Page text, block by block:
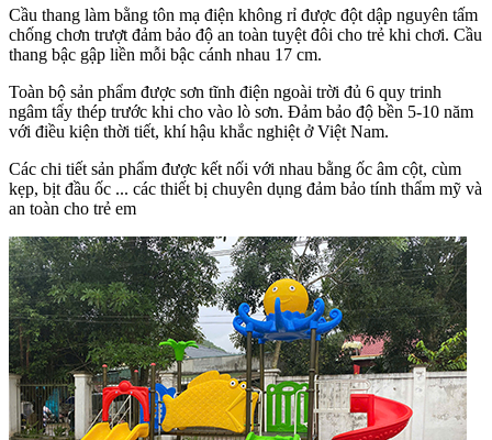
Cầu thang làm bằng tôn mạ điện không rỉ được đột dập nguyên tấm
chống chơn trượt đảm bảo độ an toàn tuyệt đôi cho trẻ khi chơi. Cầu
thang bậc gập liền mỗi bậc cánh nhau 17 cm.
Toàn bộ sản phẩm được sơn tĩnh điện ngoài trời đủ 6 quy trinh
ngâm tẩy thép trước khi cho vào lò sơn. Đảm bảo độ bền 5-10 năm
với điều kiện thời tiết, khí hậu khắc nghiệt ở Việt Nam.
Các chi tiết sản phẩm được kết nối với nhau bằng ốc âm cột, cùm
kẹp, bịt đầu ốc ... các thiết bị chuyên dụng đảm bảo tính thẩm mỹ và
an toàn cho trẻ em